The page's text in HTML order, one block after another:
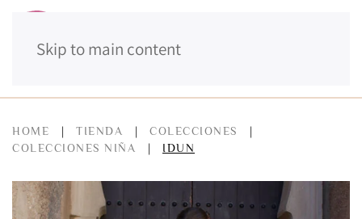
Skip to main content
HOME TIENDA
COLECCIONES
COLECCIONES NIÑA
IDUN